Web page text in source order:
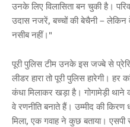
उनके लिए विलासिता बन चुकी है।
उदास नजरें, बच्चों की बेचैनी –
नसीब नहीं।"
पूरी पुलिस टीम उनके इस जज्बे से
लीडर हारा तो पूरी पुलिस हारेगी।
कंधा मिलाकर खड़ा है। गोगामेड़ी थाने
वे रणनीति बनाते हैं। उम्मीद की किरण
मिला, एक गवाह ने कुछ बताया।